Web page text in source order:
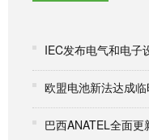
IEC发布电气和电子
欧盟电池新法达成